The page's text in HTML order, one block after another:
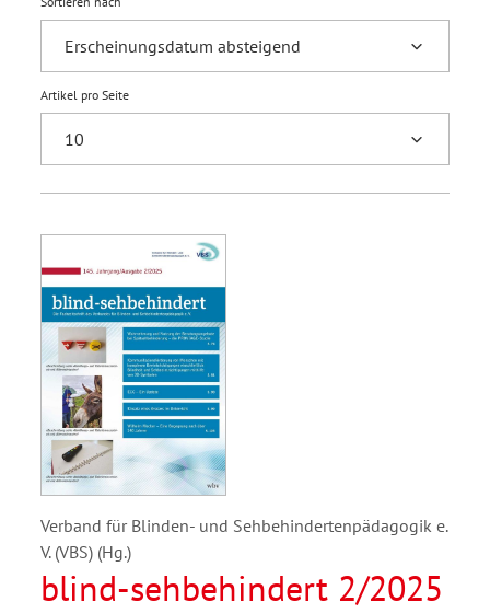
Artikel pro Seite
Verband für Blinden- und Sehbehindertenpädagogik e.
V. (VBS) (Hg.)
blind-sehbehindert 2/2025